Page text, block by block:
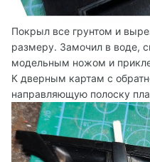
Покрыл все грунтом и
размеру. Замочил в воде,
модельным ножом и
К дверным картам с
направляющую полоску